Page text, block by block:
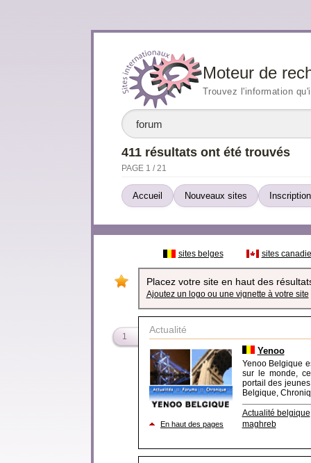
Moteur de
Trouvez l'information
411 résultats ont été trouvés
PAGE 1 / 21
Accueil Nouveaux sites
sites belges sites
Placez votre site en haut des
Ajoutez un logo ou une vignette à votre site
1
Actualité
En haut des pages
Yenoo
Yenoo Belgique
sur le monde,
portail des
Belgique,
Actualité belgique
maghreb